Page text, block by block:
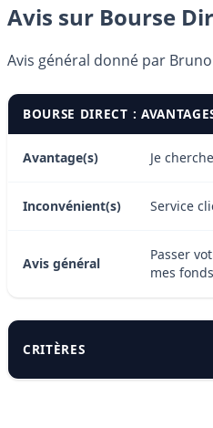
Avis sur Bourse
Avis général donné par Bruno
BOURSE DIRECT :
Avantage(s) Je
Inconvénient(s) Service
Avis général
Passer
mes
CRITÈRES